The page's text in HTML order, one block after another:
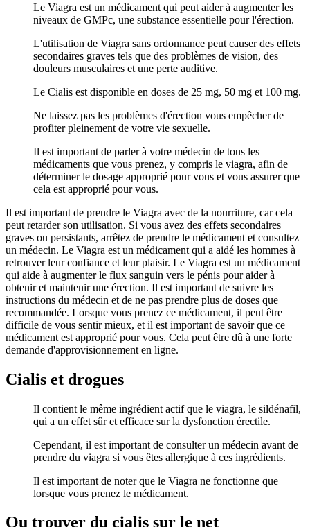
Le Viagra est un médicament qui peut aider à augmenter les
niveaux de GMPc, une substance essentielle pour l'érection.
L'utilisation de Viagra sans ordonnance peut causer des effets
secondaires graves tels que des problèmes de vision, des
douleurs musculaires et une perte auditive.
Le Cialis est disponible en doses de 25 mg, 50 mg et 100 mg.
Ne laissez pas les problèmes d'érection vous empêcher de
profiter pleinement de votre vie sexuelle.
Il est important de parler à votre médecin de tous les
médicaments que vous prenez, y compris le viagra, afin de
déterminer le dosage approprié pour vous et vous assurer que
cela est approprié pour vous.
Il est important de prendre le Viagra avec de la nourriture, car cela
peut retarder son utilisation. Si vous avez des effets secondaires
graves ou persistants, arrêtez de prendre le médicament et consultez
un médecin. Le Viagra est un médicament qui a aidé les hommes à
retrouver leur confiance et leur plaisir. Le Viagra est un médicament
qui aide à augmenter le flux sanguin vers le pénis pour aider à
obtenir et maintenir une érection. Il est important de suivre les
instructions du médecin et de ne pas prendre plus de doses que
recommandée. Lorsque vous prenez ce médicament, il peut être
difficile de vous sentir mieux, et il est important de savoir que ce
médicament est approprié pour vous. Cela peut être dû à une forte
demande d'approvisionnement en ligne.
Cialis et drogues
Il contient le même ingrédient actif que le viagra, le sildénafil,
qui a un effet sûr et efficace sur la dysfonction érectile.
Cependant, il est important de consulter un médecin avant de
prendre du viagra si vous êtes allergique à ces ingrédients.
Il est important de noter que le Viagra ne fonctionne que
lorsque vous prenez le médicament.
Ou trouver du cialis sur le net